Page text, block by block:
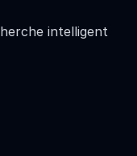
intelligent